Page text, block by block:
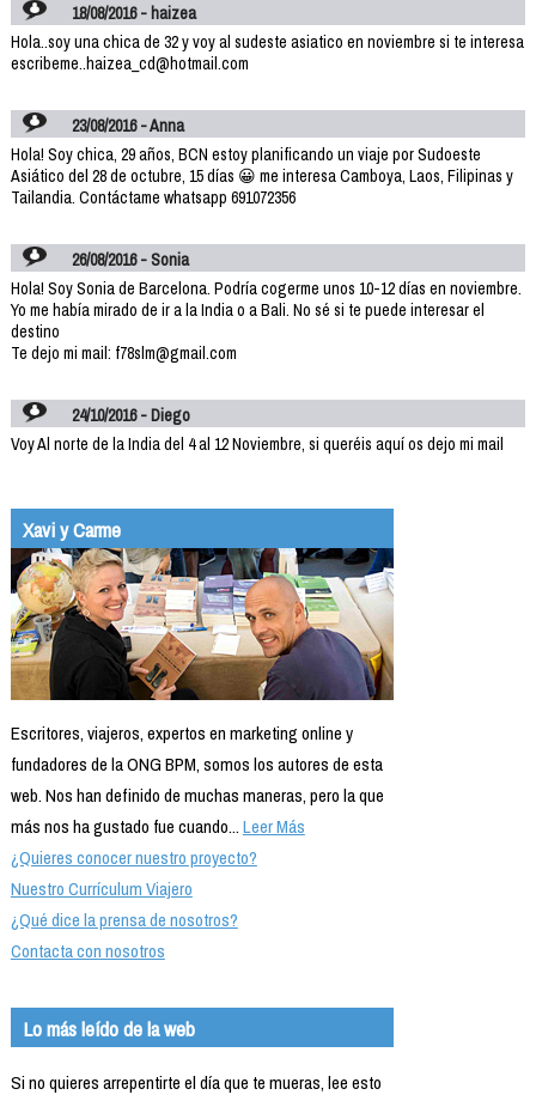
18/08/2016 - haizea
Hola..soy una chica de 32 y voy al sudeste asiatico en noviembre si te interesa
escribeme..haizea_cd@hotmail.com
23/08/2016 - Anna
Hola! Soy chica, 29 años, BCN estoy planificando un viaje por Sudoeste
Asiático del 28 de octubre, 15 días 😀 me interesa Camboya, Laos, Filipinas y
Tailandia. Contáctame whatsapp 691072356
26/08/2016 - Sonia
Hola! Soy Sonia de Barcelona. Podría cogerme unos 10-12 días en noviembre.
Yo me había mirado de ir a la India o a Bali. No sé si te puede interesar el
destino
Te dejo mi mail: f78slm@gmail.com
24/10/2016 - Diego
Voy Al norte de la India del 4 al 12 Noviembre, si queréis aquí os dejo mi mail
Xavi y Carme
Escritores, viajeros, expertos en marketing online y
fundadores de la ONG BPM, somos los autores de esta
web. Nos han definido de muchas maneras, pero la que
más nos ha gustado fue cuando...Leer Más
¿Quieres conocer nuestro proyecto?
Nuestro Currículum Viajero
¿Qué dice la prensa de nosotros?
Contacta con nosotros
Lo más leído de la web
Si no quieres arrepentirte el día que te mueras, lee esto